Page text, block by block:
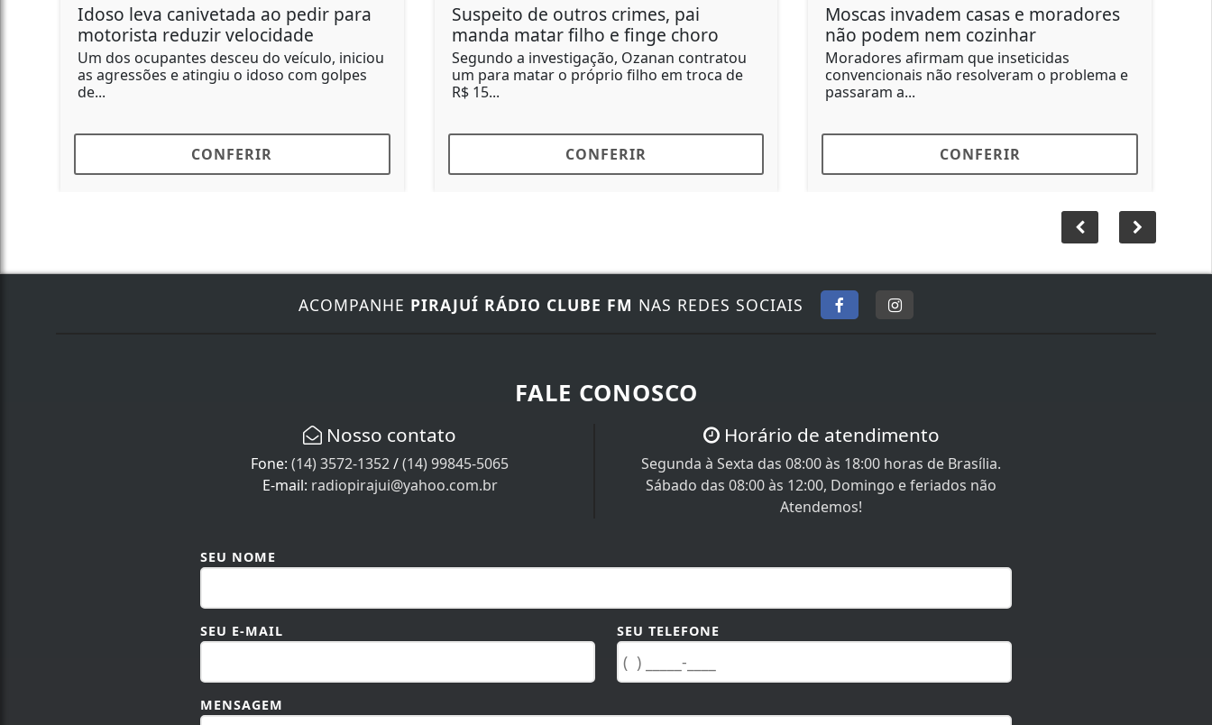
Idoso leva canivetada ao pedir para
motorista reduzir velocidade
Um dos ocupantes desceu do veículo, iniciou
as agressões e atingiu o idoso com golpes
de...
CONFERIR
Suspeito de outros crimes, pai
manda matar filho e finge choro
Segundo a investigação, Ozanan contratou
um para matar o próprio filho em troca de
R$ 15...
CONFERIR
Moscas invadem casas e moradores
não podem nem cozinhar
Moradores afirmam que inseticidas
convencionais não resolveram o problema e
passaram a...
CONFERIR
ACOMPANHE PIRAJUÍ RÁDIO CLUBE FM NAS REDES SOCIAIS
FALE CONOSCO
Nosso contato
Fone:(14) 3572-1352/(14) 99845-5065
E-mail: radiopirajui@yahoo.com.br
Horário de atendimento
Segunda à Sexta das 08:00 às 18:00 horas de Brasília.
Sábado das 08:00 às 12:00, Domingo e feriados não
Atendemos!
SEU NOME
SEU E-MAIL SEU TELEFONE
MENSAGEM